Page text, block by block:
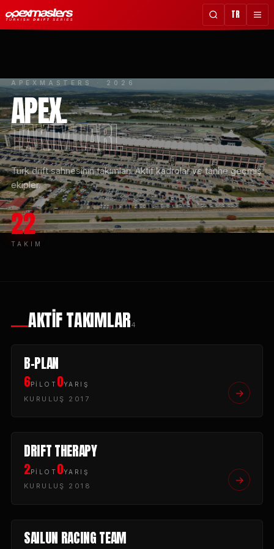
TR
APEXMASTERS · 2026
APEX.
TAKIMLARI.
Türk drift sahnesinin takımları. Aktif kadrolar ve tarihe geçmiş
ekipler.
22
TAKIM
AKTİF TAKIMLAR4
B-PLAN
6 PİLOT 0YARIŞ
KURULUŞ 2017 →
DRIFT THERAPY
2PİLOT 0YARIŞ
KURULUŞ 2018 →
SAILUN RACING TEAM